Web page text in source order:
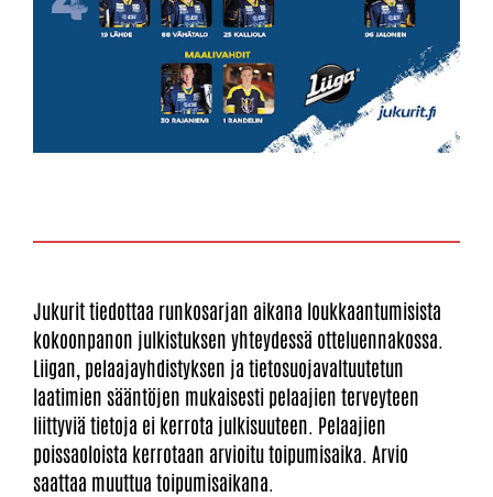
Jukurit tiedottaa runkosarjan aikana loukkaantumisista
kokoonpanon julkistuksen yhteydessä otteluennakossa.
Liigan, pelaajayhdistyksen ja tietosuojavaltuutetun
laatimien sääntöjen mukaisesti pelaajien terveyteen
liittyviä tietoja ei kerrota julkisuuteen. Pelaajien
poissaoloista kerrotaan arvioitu toipumisaika. Arvio
saattaa muuttua toipumisaikana.